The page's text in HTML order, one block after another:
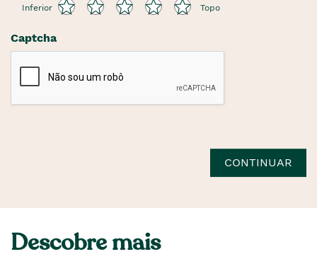
Inferior Topo
Captcha
CONTINUAR
Descobre mais